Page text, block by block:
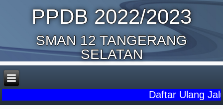
PPDB 2022/2023
SMAN 12 TANGERANG
SELATAN
Daftar Ulang Jalur